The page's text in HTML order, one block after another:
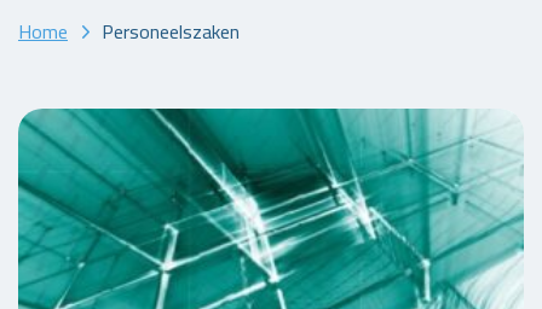
Home Personeelszaken